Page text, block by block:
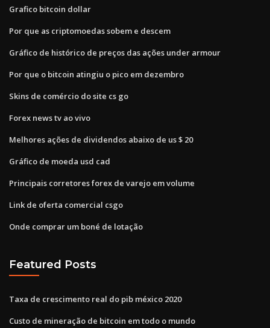
Grafico bitcoin dollar
Por que as criptomoedas sobem e descem
Gráfico de histórico de preços das ações under armour
Por que o bitcoin atingiu o pico em dezembro
Skins de comércio do site cs go
Forex news tv ao vivo
Melhores ações de dividendos abaixo de us $ 20
Gráfico de moeda usd cad
Principais corretores forex de varejo em volume
Link de oferta comercial csgo
Onde comprar um boné de lotação
Featured Posts
Taxa de crescimento real do pib méxico 2020
Custo de mineração de bitcoin em todo o mundo